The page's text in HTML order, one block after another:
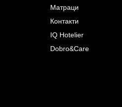
Матраци
Контакти
IQ Hotelier
Dobro&Care